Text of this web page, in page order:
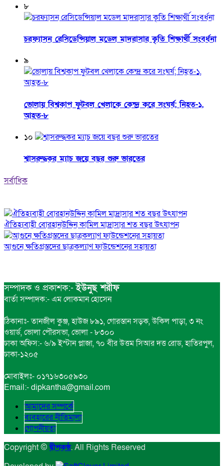
৮
চরফ্যাসন রেসিডেন্সিয়াল মডেল মাদরাসার কৃতি শিক্ষার্থী সংবর্ধনা
৯
ভোলায় বিশ্বকাপ ফুটবল খেলাকে কেন্দ্র করে সংঘর্ষ; নিহত-১,
আহত-৮
১০
শ্বাসরুদ্ধকর ম্যাচ জয়ে বছর শুরু ভারতের
সর্বাধিক
ঐতিহ্যবাহী বোরহানউদ্দিন কামিল মাদ্রাসার শত বছর উৎযাপন
আগুনে ক্ষতিগ্রস্তদের ছাত্রকল্যাণ ফাউন্ডেশনের সহায়তা
সম্পাদক ও প্রকাশক:-ইউনুছ শরীফ
বার্তা সম্পাদক:- এম লোকমান হোসেন
ঠিকানাঃ- তানজীল কুঞ্জ, হাউজ ৮৯১, গোরস্তান সড়ক, উকিল পাড়া, ৩ নং
ওয়ার্ড, ভোলা পৌরসভা, ভোলা - ৮৩০০
ঢাকা অফিস:- ৬/৯ ইস্টান প্লাজা, ৭০ বীর উত্তম সিআর দত্ত রোড, হাতিরপুল,
ঢাকা-১২০৫
মোবাইলঃ- ০১৭১৬৩০৫৯৩০
Email:- dipkantha@gmail.com
আমাদের সম্পর্কে
ব্যবহারের নীতিমালা
গোপনীয়তা
Copyright ©দ্বীপকন্ঠ. All Rights Reserved